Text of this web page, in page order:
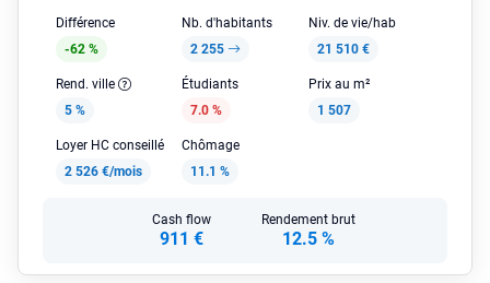
Différence
-62 %
Nb. d'habitants
2 255
Niv. de vie/hab
21 510 €
Rend. ville
5 %
Étudiants
7.0 %
Prix au m²
1 507
Loyer HC conseillé
2 526 €/mois
Chômage
11.1 %
Cash flow
911 €
Rendement brut
12.5 %